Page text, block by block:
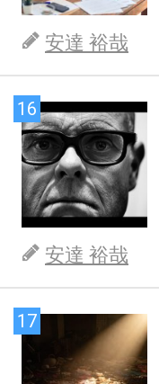
安達 裕哉
16
安達 裕哉
17